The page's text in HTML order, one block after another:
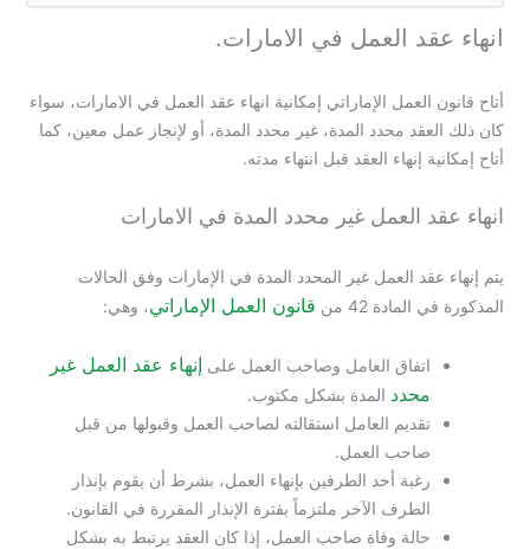
انهاء عقد العمل في الامارات.
أتاح قانون العمل الإماراتي إمكانية انهاء عقد العمل في الامارات، سواء
كان ذلك العقد محدد المدة، غير محدد المدة، أو لإنجاز عمل معين، كما
أتاح إمكانية إنهاء العقد قبل انتهاء مدته.
انهاء عقد العمل غير محدد المدة في الامارات
يتم إنهاء عقد العمل غير المحدد المدة في الإمارات وفق الحالات
المذكورة في المادة 42 من
قانون العمل الإماراتي، وهي:
اتفاق العامل وصاحب العمل على إنهاء عقد العمل غير
محدد المدة بشكل مكتوب.
تقديم العامل استقالته لصاحب العمل وقبولها من قبل
صاحب العمل.
رغبة أحد الطرفين بإنهاء العمل، بشرط أن يقوم بإنذار
الطرف الآخر ملتزماً بفترة الإنذار المقررة في القانون.
حالة وفاة صاحب العمل، إذا كان العقد يرتبط به بشكل